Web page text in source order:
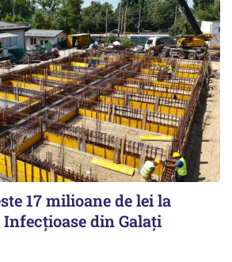
17 milioane de lei la
din Galați